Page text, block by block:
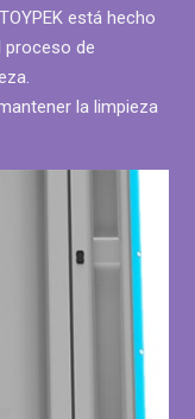
está hecho
proceso de
la limpieza